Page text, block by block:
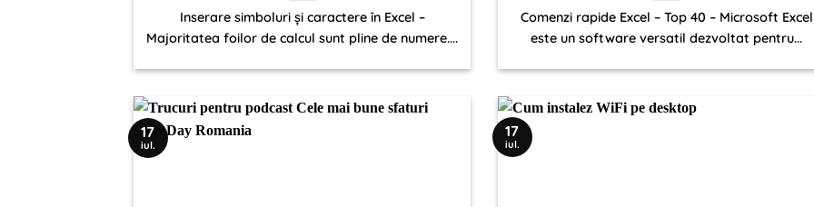
Inserare simboluri și caractere în Excel –
Majoritatea foilor de calcul sunt pline de numere....
Comenzi rapide Excel – Top 40 – Microsoft Excel
este un software versatil dezvoltat pentru...
17
iul.
17
iul.